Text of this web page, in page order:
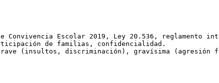
Escolar 2019, Ley 20.536, reglamento
de familias, confidencialidad.
(insultos, discriminación), gravísima (agresión